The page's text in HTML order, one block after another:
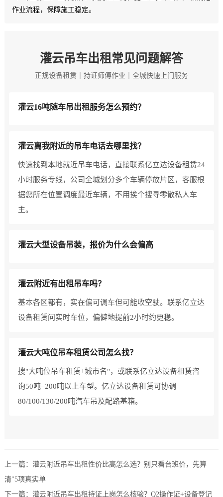
作业流程，保障施工稳定。
灌云吊车出租常见问题解答
正规设备租赁｜持证师傅作业｜全城快速上门服务
灌云16吨随车吊出租服务怎么预约？
灌云离我附近的吊车电话去哪里找？
快速找到本地就近吊车电话，直接联系亿立达设备租赁24
小时服务专线，公司全城划分多个车辆停放片区，客服根
据您所在位置调度最近车辆，不用挨个搜寻零散私人车
主。
灌云大型设备吊装，报价为什么会偏高
灌云附近有出租吊车吗？
基本各区都有，实在偏可调车但可能收空驶。联系亿立达
设备租赁问实时车位，偏僻地提前2小时约更稳。
灌云大吨位吊车租赁公司怎么找？
搜"大吨位吊车租赁+城市名"，或联系亿立达设备租赁咨
询50吨–200吨以上车型。亿立达设备租赁可协调
80/100/130/200吨汽车吊及配路基箱。
上一篇： 灌云附近吊车出租性价比高怎么选？别只看台班价，先算
清"5项真实单
下一篇： 灌云附近吊车出租持证上岗怎么核验？Q2操作证+设备登记